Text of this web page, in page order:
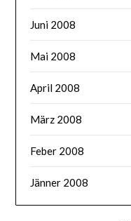
Juni 2008
Mai 2008
April 2008
März 2008
Feber 2008
Jänner 2008